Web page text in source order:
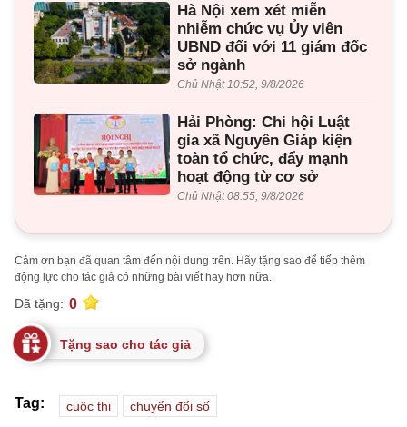
Hà Nội xem xét miễn
nhiễm chức vụ Ủy viên
UBND đối với 11 giám đốc
sở ngành
Chủ Nhật 10:52, 9/8/2026
Hải Phòng: Chi hội Luật
gia xã Nguyên Giáp kiện
toàn tổ chức, đẩy mạnh
hoạt động từ cơ sở
Chủ Nhật 08:55, 9/8/2026
Cảm ơn bạn đã quan tâm đến nội dung trên. Hãy tặng sao để tiếp thêm
động lực cho tác giả có những bài viết hay hơn nữa.
Đã tặng: 0
Tặng sao cho tác giả
Tag: cuộc thi chuyển đổi số